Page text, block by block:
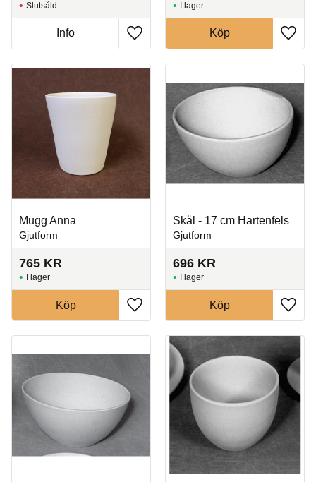
Lägg till i favoriter
Slutsåld
Info
Lägg
I lager
Köp
Mugg Anna
Gjutform
765 KR
Lägg till i favoriter
I lager
Köp
Skål - 17 cm Hartenfels
Gjutform
696 KR
Lägg
I lager
Köp